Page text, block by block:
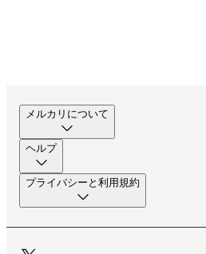
メルカリについて
ヘルプ
プライバシーと利用規約